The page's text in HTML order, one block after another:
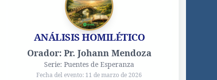
ANÁLISIS HOMILÉTICO
Orador: Pr. Johann Mendoza
Serie: Puentes de Esperanza
Fecha del evento: 11 de marzo de 2026